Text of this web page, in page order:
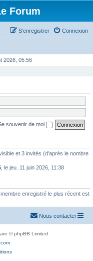
Forum
Connexion
S’enregistrer
2026, 05:56
souvenir de moi
et 3 invités (d’après le nombre
, le jeu. 11 juin 2026, 11:38
enregistré le plus récent est
Nous contacter
© phpBB Limited